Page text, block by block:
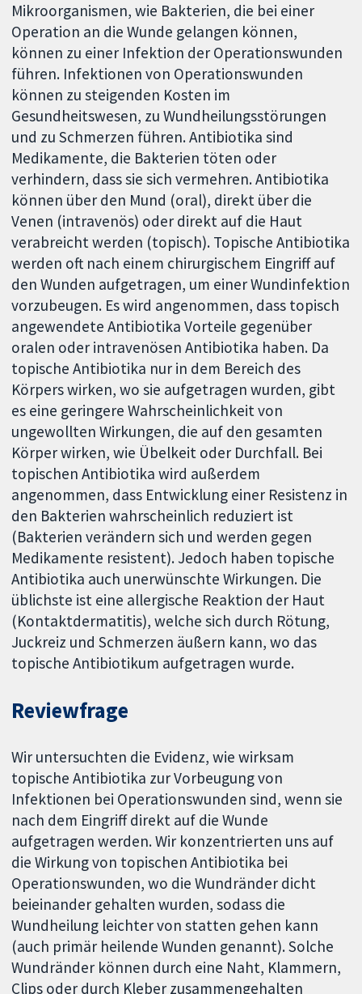
Mikroorganismen, wie Bakterien, die bei einer
Operation an die Wunde gelangen können,
können zu einer Infektion der Operationswunden
führen. Infektionen von Operationswunden
können zu steigenden Kosten im
Gesundheitswesen, zu Wundheilungsstörungen
und zu Schmerzen führen. Antibiotika sind
Medikamente, die Bakterien töten oder
verhindern, dass sie sich vermehren. Antibiotika
können über den Mund (oral), direkt über die
Venen (intravenös) oder direkt auf die Haut
verabreicht werden (topisch). Topische Antibiotika
werden oft nach einem chirurgischem Eingriff auf
den Wunden aufgetragen, um einer Wundinfektion
vorzubeugen. Es wird angenommen, dass topisch
angewendete Antibiotika Vorteile gegenüber
oralen oder intravenösen Antibiotika haben. Da
topische Antibiotika nur in dem Bereich des
Körpers wirken, wo sie aufgetragen wurden, gibt
es eine geringere Wahrscheinlichkeit von
ungewollten Wirkungen, die auf den gesamten
Körper wirken, wie Übelkeit oder Durchfall. Bei
topischen Antibiotika wird außerdem
angenommen, dass Entwicklung einer Resistenz in
den Bakterien wahrscheinlich reduziert ist
(Bakterien verändern sich und werden gegen
Medikamente resistent). Jedoch haben topische
Antibiotika auch unerwünschte Wirkungen. Die
üblichste ist eine allergische Reaktion der Haut
(Kontaktdermatitis), welche sich durch Rötung,
Juckreiz und Schmerzen äußern kann, wo das
topische Antibiotikum aufgetragen wurde.
Reviewfrage
Wir untersuchten die Evidenz, wie wirksam
topische Antibiotika zur Vorbeugung von
Infektionen bei Operationswunden sind, wenn sie
nach dem Eingriff direkt auf die Wunde
aufgetragen werden. Wir konzentrierten uns auf
die Wirkung von topischen Antibiotika bei
Operationswunden, wo die Wundränder dicht
beieinander gehalten wurden, sodass die
Wundheilung leichter von statten gehen kann
(auch primär heilende Wunden genannt). Solche
Wundränder können durch eine Naht, Klammern,
Clips oder durch Kleber zusammengehalten